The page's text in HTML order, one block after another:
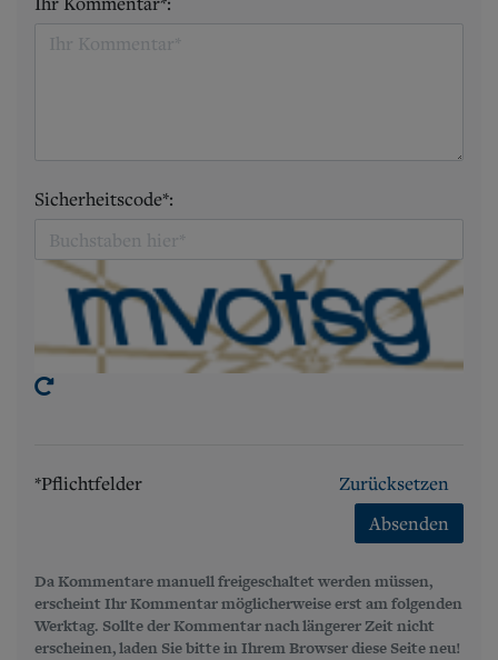
Sicherheitscode*:
*Pflichtfelder
Zurücksetzen
Absenden
Da Kommentare manuell freigeschaltet werden müssen,
erscheint Ihr Kommentar möglicherweise erst am folgenden
Werktag. Sollte der Kommentar nach längerer Zeit nicht
erscheinen, laden Sie bitte in Ihrem Browser diese Seite neu!